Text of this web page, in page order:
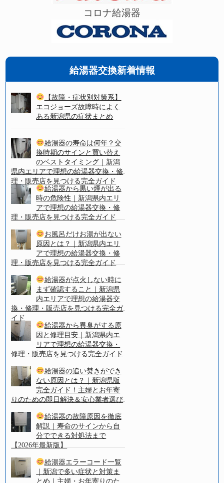
コロナ給湯器
給湯器交換新着情報
【故障・症状別対策系】
エコジョーズ故障時によく
ある新潟県の症状まとめ
給湯器の寿命は何年？交
換時期のサインと買い替え
のベストタイミング｜新潟
県内エリアで理想の給湯器交換・修
理・販売店を見つける完全ガイド
給湯器から黒い煙が出る
時の危険性｜新潟県内エリ
アで理想の給湯器交換・修
理・販売店を見つける完全ガイド
お風呂だけお湯が出ない
原因とは？｜新潟県内エリ
アで理想の給湯器交換・修
理・販売店を見つける完全ガイド
給湯器が点火しない時に
まず確認すること｜新潟県
内エリアで理想の給湯器交
換・修理・販売店を見つける完全ガ
イド
給湯器から異臭がする原
因と修理目安｜新潟県内エ
リアで理想の給湯器交換・
修理・販売店を見つける完全ガイド
給湯器の追い焚きができ
ない原因とは？｜新潟県版
完全ガイド！主婦とお年寄
りのための即日解決＆安心業者選び
給湯器の故障原因を徹底
解説｜寿命のサインから自
分でできる対処法まで
【2026年最新版】
給湯器エラーコード一覧
｜新潟で多い症状と対策ま
とめ｜主婦・お年寄りのた